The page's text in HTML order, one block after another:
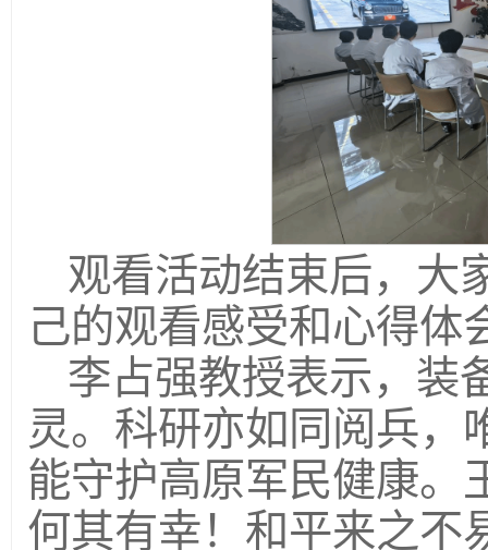
观看活动结束后，大
己的观看感受和心得体
李占强教授表示，装
灵。科研亦如同阅兵，
能守护高原军民健康。
何其有幸！和平来之不